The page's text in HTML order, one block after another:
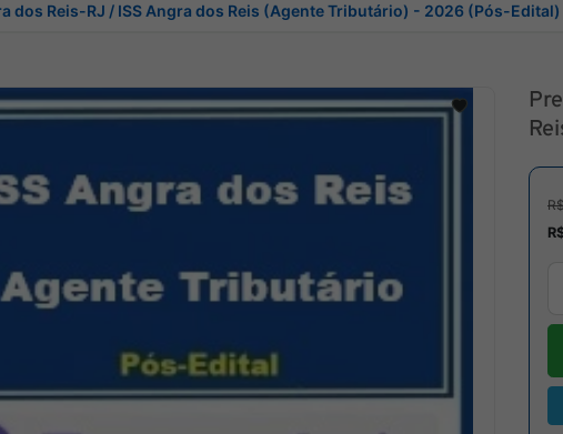
dos Reis-RJ / ISS Angra dos Reis (Agente Tributário) - 2026 (Pós-Edital)